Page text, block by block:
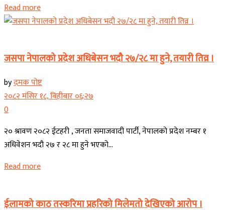
Read more
जसपा नेपालको प्रदेश अधिबेसन भदौ २७/२८ मा हुने, तयारी तिव्र ।
byदमक पोष्ट
२०८२ मंसिर १८, बिहीबार ०६:२७
0
२० श्रावण २०८२ ईटहरी , जनता समाजवादी पार्टी, नेपालको प्रदेश नम्बर १
अधिवेशन भदौ २७ र २८ मा हुने भएको...
Read more
ईलामको काठ तस्करिमा प्रहरिको मिलेमतो देखिएको आरोप ।